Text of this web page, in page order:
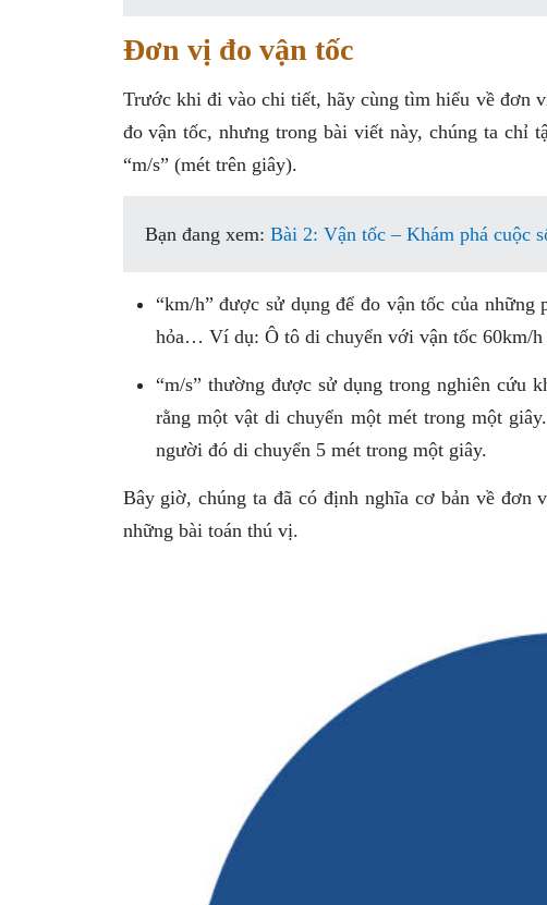
Đơn vị đo vận tốc
Trước khi đi vào chi tiết, hãy cùng tìm hiểu về đơn
đo vận tốc, nhưng trong bài viết này, chúng ta chỉ
“m/s” (mét trên giây).
Bạn đang xem: Bài 2: Vận tốc – Khám phá cuộc
“km/h” được sử dụng để đo vận tốc của
hỏa… Ví dụ: Ô tô di chuyển với vận tốc 60km/
“m/s” thường được sử dụng trong nghiên cứu
rằng một vật di chuyển một mét trong một
người đó di chuyển 5 mét trong một giây.
Bây giờ, chúng ta đã có định nghĩa cơ bản về đơn
những bài toán thú vị.